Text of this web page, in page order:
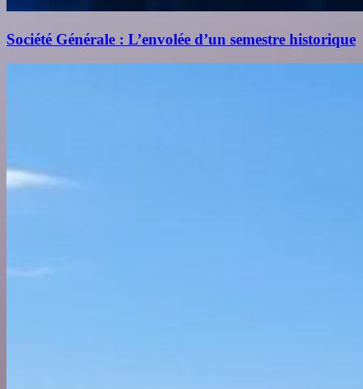
Société Générale : L’envolée d’un semestre historique